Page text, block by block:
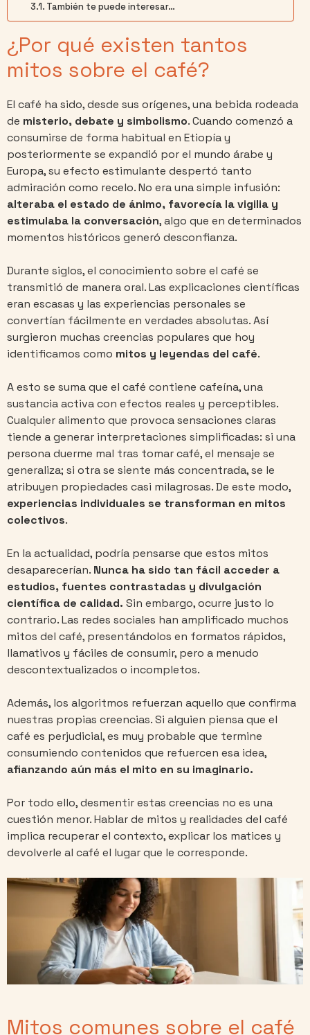
También te puede interesar…
¿Por qué existen tantos
mitos sobre el café?
El café ha sido, desde sus orígenes, una bebida rodeada
de misterio, debate y simbolismo. Cuando comenzó a
consumirse de forma habitual en Etiopía y
posteriormente se expandió por el mundo árabe y
Europa, su efecto estimulante despertó tanto
admiración como recelo. No era una simple infusión:
alteraba el estado de ánimo, favorecía la vigilia y
estimulaba la conversación, algo que en determinados
momentos históricos generó desconfianza.
Durante siglos, el conocimiento sobre el café se
transmitió de manera oral. Las explicaciones científicas
eran escasas y las experiencias personales se
convertían fácilmente en verdades absolutas. Así
surgieron muchas creencias populares que hoy
identificamos como mitos y leyendas del café.
A esto se suma que el café contiene cafeína, una
sustancia activa con efectos reales y perceptibles.
Cualquier alimento que provoca sensaciones claras
tiende a generar interpretaciones simplificadas: si una
persona duerme mal tras tomar café, el mensaje se
generaliza; si otra se siente más concentrada, se le
atribuyen propiedades casi milagrosas. De este modo,
experiencias individuales se transforman en mitos
colectivos.
En la actualidad, podría pensarse que estos mitos
desaparecerían. Nunca ha sido tan fácil acceder a
estudios, fuentes contrastadas y divulgación
científica de calidad. Sin embargo, ocurre justo lo
contrario. Las redes sociales han amplificado muchos
mitos del café, presentándolos en formatos rápidos,
llamativos y fáciles de consumir, pero a menudo
descontextualizados o incompletos.
Además, los algoritmos refuerzan aquello que confirma
nuestras propias creencias. Si alguien piensa que el
café es perjudicial, es muy probable que termine
consumiendo contenidos que refuercen esa idea,
afianzando aún más el mito en su imaginario.
Por todo ello, desmentir estas creencias no es una
cuestión menor. Hablar de mitos y realidades del café
implica recuperar el contexto, explicar los matices y
devolverle al café el lugar que le corresponde.
Mitos comunes sobre el café